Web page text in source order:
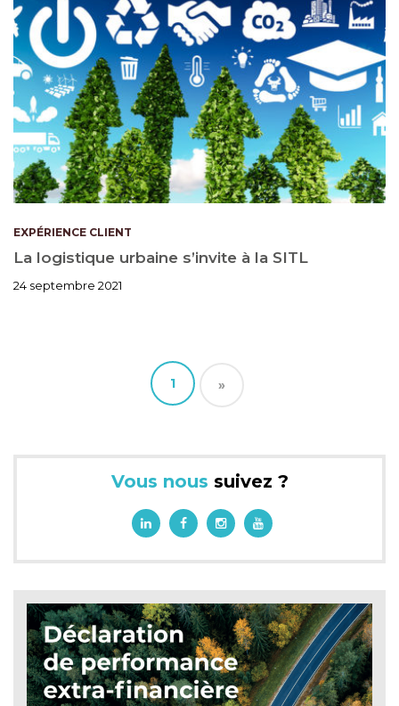
EXPÉRIENCE CLIENT
La logistique urbaine s’invite à la SITL
24 septembre 2021
1 »
Vous nous suivez ?